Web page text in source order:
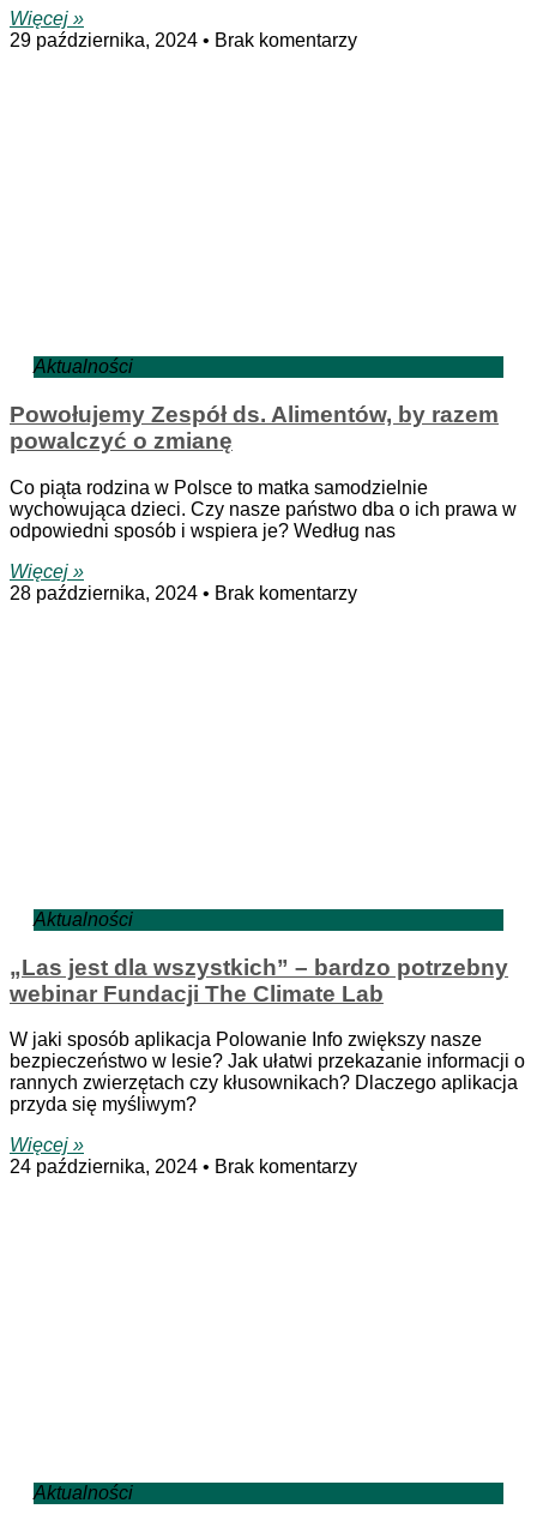
Więcej »
29 października, 2024
Brak komentarzy
Aktualności
Powołujemy Zespół ds. Alimentów, by razem
powalczyć o zmianę
Co piąta rodzina w Polsce to matka samodzielnie
wychowująca dzieci. Czy nasze państwo dba o ich prawa w
odpowiedni sposób i wspiera je? Według nas
Więcej »
28 października, 2024
Brak komentarzy
Aktualności
„Las jest dla wszystkich” – bardzo potrzebny
webinar Fundacji The Climate Lab
W jaki sposób aplikacja Polowanie Info zwiększy nasze
bezpieczeństwo w lesie? Jak ułatwi przekazanie informacji o
rannych zwierzętach czy kłusownikach? Dlaczego aplikacja
przyda się myśliwym?
Więcej »
24 października, 2024
Brak komentarzy
Aktualności